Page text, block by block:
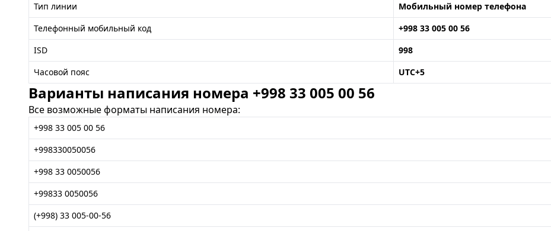
Тип линии
Мобильный номер телефона
Телефонный мобильный код
+998 33 005 00 56
ISD
998
Часовой пояс
UTC+5
Варианты написания номера +998 33 005 00 56
Все возможные форматы написания номера:
+998 33 005 00 56
+998330050056
+998 33 0050056
+99833 0050056
(+998) 33 005-00-56